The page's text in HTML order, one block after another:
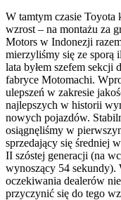
W tamtym czasie Toyota
wzrost – na montażu za
Motors w Indonezji
mierzyliśmy się ze sporą
lata byłem szefem
fabryce Motomachi.
ulepszeń w zakresie
najlepszych w historii
nowych pojazdów.
osiągnęliśmy w
sprzedający się średniej
II szóstej generacji (na
wynoszący 54 sekundy).
oczekiwania dealerów
przyczynić się do tego